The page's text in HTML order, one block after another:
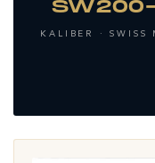
KALIBER · SWISS